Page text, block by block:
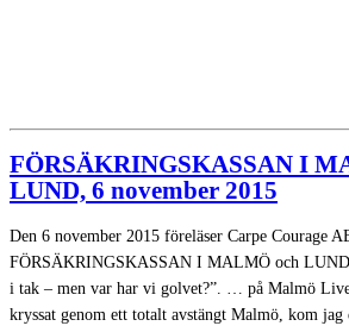
FÖRSÄKRINGSKASSAN I
LUND, 6 november 2015
Den 6 november 2015 föreläser Carpe Courage
FÖRSÄKRINGSKASSAN I MALMÖ och LUND
i tak – men var har vi golvet?”. … på Malmö
kryssat genom ett totalt avstängt Malmö, kom